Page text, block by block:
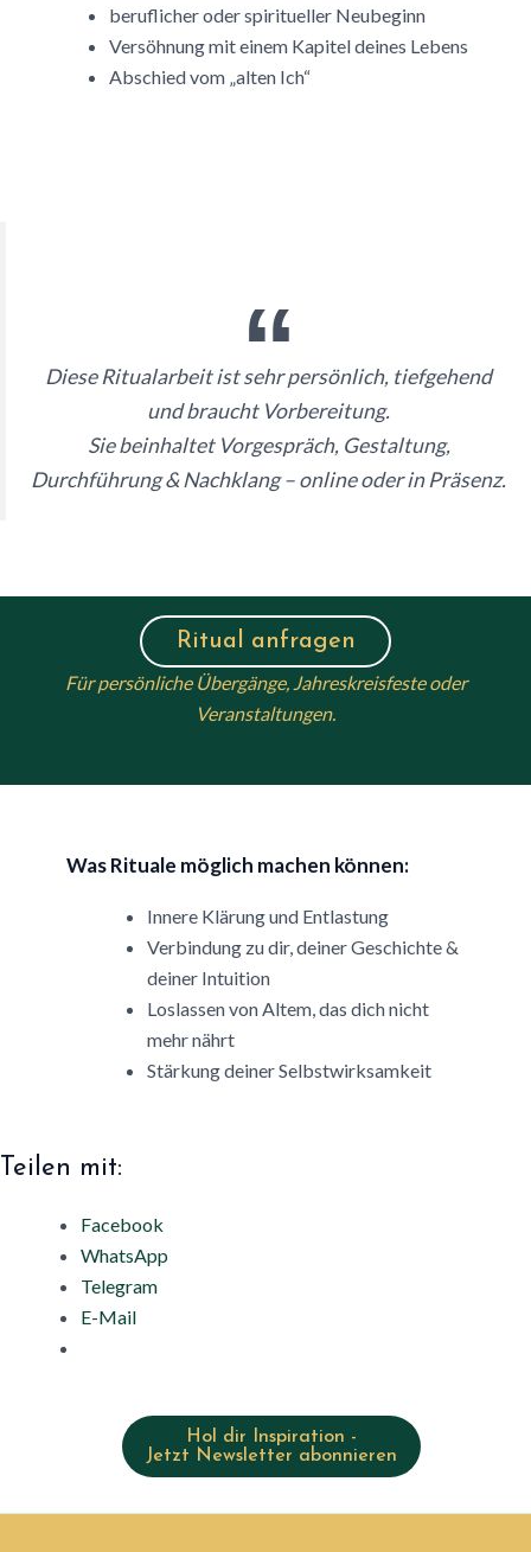
beruflicher oder spiritueller Neubeginn
Versöhnung mit einem Kapitel deines Lebens
Abschied vom „alten Ich“
Diese Ritualarbeit ist sehr persönlich, tiefgehend
und braucht Vorbereitung.
Sie beinhaltet Vorgespräch, Gestaltung,
Durchführung & Nachklang – online oder in Präsenz.
Ritual anfragen
Für persönliche Übergänge, Jahreskreisfeste oder
Veranstaltungen.
Was Rituale möglich machen können:
Innere Klärung und Entlastung
Verbindung zu dir, deiner Geschichte &
deiner Intuition
Loslassen von Altem, das dich nicht
mehr nährt
Stärkung deiner Selbstwirksamkeit
Teilen mit:
Facebook
WhatsApp
Telegram
E-Mail
Hol dir Inspiration -
Jetzt Newsletter abonnieren